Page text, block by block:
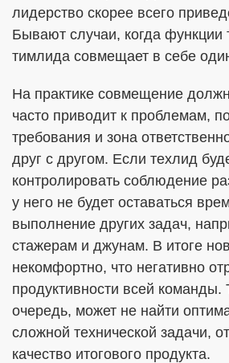
лидерство скорее всего
Бывают случаи, когда функции
тимлида совмещает в себе
На практике совмещение
часто приводит к проблемам,
требования и зона
друг с другом. Если техлид
контролировать соблюдение
у него не будет оставаться
выполнение других задач,
стажерам и джунам. В итоге
некомфортно, что негативно
продуктивности всей
очередь, может не найти
сложной технической задачи,
качество итогового продукта.